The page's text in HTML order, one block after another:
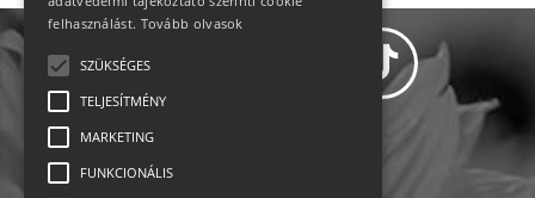
felhasználást. Tovább olvasok
SZÜKSÉGES
TELJESÍTMÉNY
MARKETING
FUNKCIONÁLIS